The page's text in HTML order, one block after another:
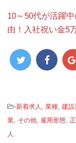
10～50代が活躍
由！入社祝い金5
-新着求人 , 業種, 建設
業, その他, 雇用形態,
人